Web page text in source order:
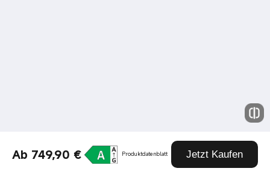
Ab 749,90 € Produktdatenblatt Jetzt Kaufen